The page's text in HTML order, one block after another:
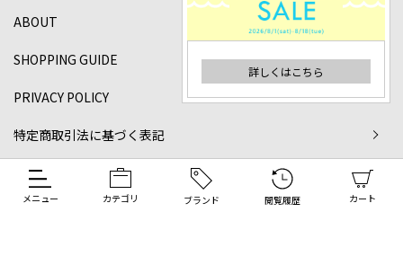
詳しくはこちら
メニュー カテゴリ ブランド 閲覧履歴 カート
ABOUT
SHOPPING GUIDE
PRIVACY POLICY
特定商取引法に基づく表記
©2024 DANJO Co.,ltd All rights reserved.